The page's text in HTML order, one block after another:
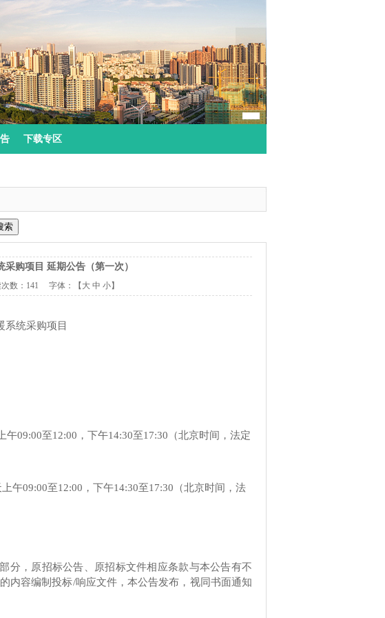
下载专区
索
购项目 延期公告（第一次）
数： 141 字体：【 大 中 小】
系统采购项目
午09:00至12:00，下午14:30至17:30（北京时间，法定
上午09:00至12:00，下午14:30至17:30（北京时间，法
分，原招标公告、原招标文件相应条款与本公告有不
内容编制投标/响应文件，本公告发布，视同书面通知